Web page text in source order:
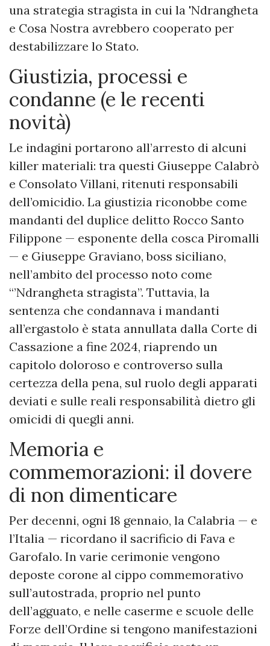
una strategia stragista in cui la 'Ndrangheta
e Cosa Nostra avrebbero cooperato per
destabilizzare lo Stato.
Giustizia, processi e
condanne (e le recenti
novità)
Le indagini portarono all’arresto di alcuni
killer materiali: tra questi Giuseppe Calabrò
e Consolato Villani, ritenuti responsabili
dell’omicidio. La giustizia riconobbe come
mandanti del duplice delitto Rocco Santo
Filippone — esponente della cosca Piromalli
— e Giuseppe Graviano, boss siciliano,
nell’ambito del processo noto come
“’Ndrangheta stragista”. Tuttavia, la
sentenza che condannava i mandanti
all’ergastolo è stata annullata dalla Corte di
Cassazione a fine 2024, riaprendo un
capitolo doloroso e controverso sulla
certezza della pena, sul ruolo degli apparati
deviati e sulle reali responsabilità dietro gli
omicidi di quegli anni.
Memoria e
commemorazioni: il dovere
di non dimenticare
Per decenni, ogni 18 gennaio, la Calabria — e
l’Italia — ricordano il sacrificio di Fava e
Garofalo. In varie cerimonie vengono
deposte corone al cippo commemorativo
sull’autostrada, proprio nel punto
dell’agguato, e nelle caserme e scuole delle
Forze dell’Ordine si tengono manifestazioni